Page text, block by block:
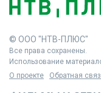
© ООО "НТВ-ПЛЮС"
Все права сохранены.
Использование
О проекте
Обратная